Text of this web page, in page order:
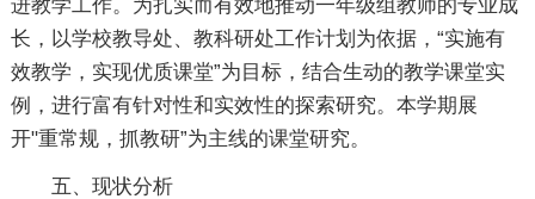
进教学工作。为扎实而有效地推动一年级组教师的专业成
长，以学校教导处、教科研处工作计划为依据，“实施有
效教学，实现优质课堂”为目标，结合生动的教学课堂实
例，进行富有针对性和实效性的探索研究。本学期展
开"重常规，抓教研”为主线的课堂研究。
五、现状分析